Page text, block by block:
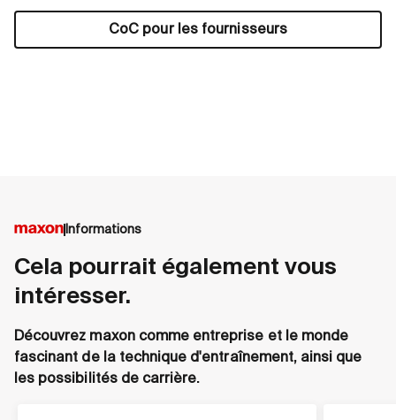
CoC pour les fournisseurs
Informations
Cela pourrait également vous
intéresser.
Découvrez maxon comme entreprise et le monde
fascinant de la technique d'entraînement, ainsi que
les possibilités de carrière.